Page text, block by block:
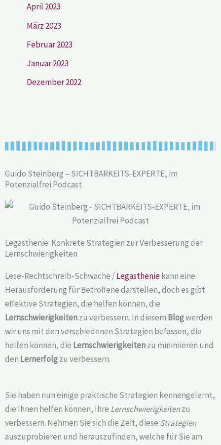
April 2023
März 2023
Februar 2023
Januar 2023
Dezember 2022
Guido Steinberg – SICHTBARKEITS-EXPERTE, im
Potenzialfrei Podcast
Legasthenie: Konkrete Strategien zur Verbesserung der
Lernschwierigkeiten
Lese-Rechtschreib-Schwäche /Legastheniekann eine
Herausforderung für Betroffene darstellen, doch es gibt
effektive Strategien, die helfen können, die
Lernschwierigkeitenzu verbessern. In diesem Blogwerden
wir uns mit den verschiedenen Strategien befassen, die
helfen können, die Lernschwierigkeitenzu minimieren und
den Lernerfolgzu verbessern.
Sie haben nun einige praktische Strategien kennengelernt,
die Ihnen helfen können, Ihre Lernschwierigkeitenzu
verbessern. Nehmen Sie sich die Zeit, diese Strategien
auszuprobieren und herauszufinden, welche für Sie am